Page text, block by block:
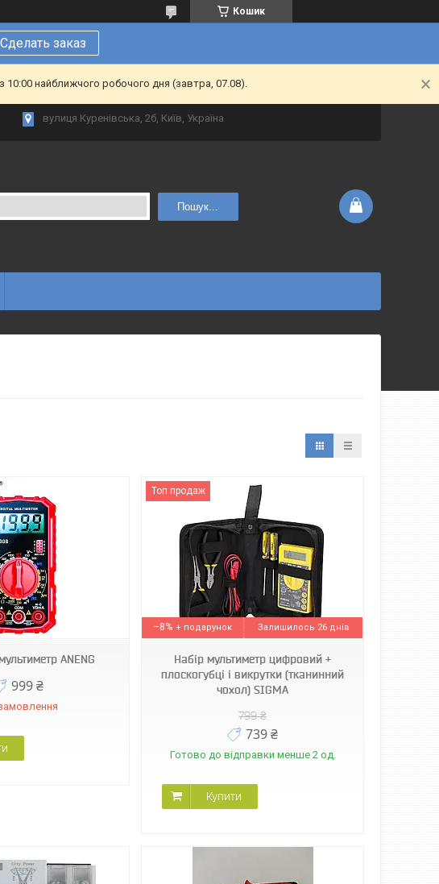
Кошик
Сделать заказ
10:00 найближчого робочого дня (завтра, 07.08).
вулиця Куренівська, 2б, Київ, Україна
Пошук...
ANENG
999 ₴
Топ продаж
–8% Залишилось 26 днів
Набір мультиметр цифровий +
плоскогубці і викрутки (тканинний
чохол) SIGMA
799 ₴
739 ₴
Готово до відправки менше 2 од.
Купити